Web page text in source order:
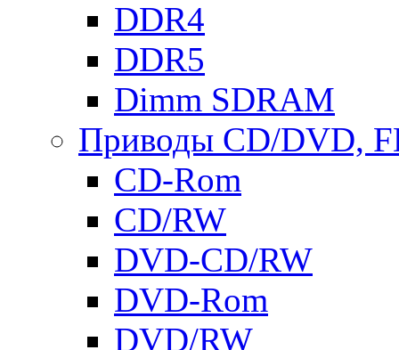
DDR4
DDR5
Dimm SDRAM
Приводы СD/DVD,
CD-Rom
CD/RW
DVD-CD/RW
DVD-Rom
DVD/RW